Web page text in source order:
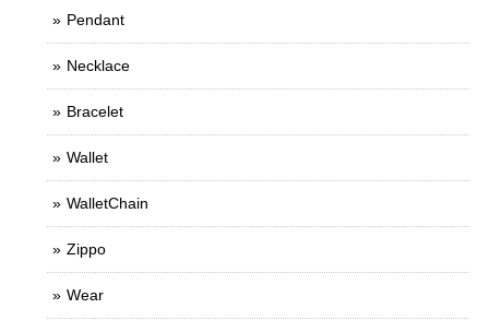
Pendant
Necklace
Bracelet
Wallet
WalletChain
Zippo
Wear